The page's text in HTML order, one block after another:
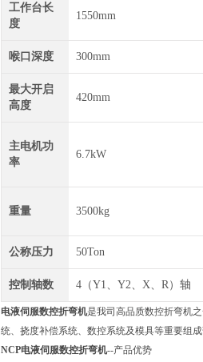
工作台长
度
1550mm
喉口深度 300mm
最大开启
高度
420mm
主电机功
率
6.7kW
重量 3500kg
公称压力 50Ton
控制轴数 4（Y1、Y2、X、R）轴
电液伺服数控折弯机是我司高品质数控折弯机
统、挠度补偿系统、数控系统及模具等重要组成
NCP电液伺服数控折弯机--产品优势